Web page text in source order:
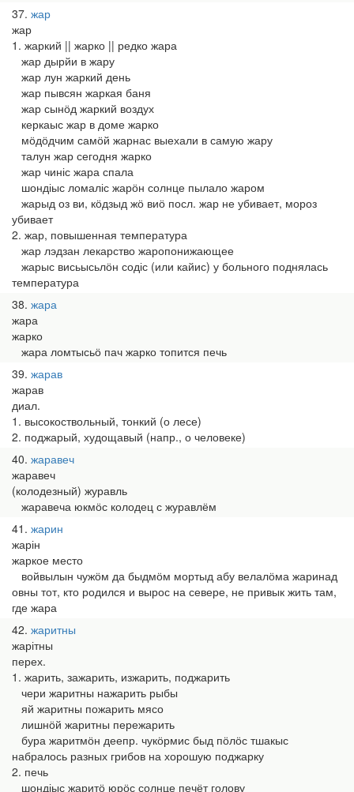
37 жар
жар
1. жаркий || жарко || редко жара
жар дырйи в жару
жар лун жаркий день
жар пывсян жаркая баня
жар сынӧд жаркий воздух
керкаыс жар в доме жарко
мӧдӧдчим самӧй жарнас выехали в самую жару
талун жар сегодня жарко
жар чиніс жара спала
шондіыс ломаліс жарӧн солнце пылало жаром
жарыд оз ви, кӧдзыд жӧ виӧ посл. жар не убивает, мороз
убивает
2. жар, повышенная температура
жар лэдзан лекарство жаропонижающее
жарыс висьысьлӧн содіс (или кайис) у больного поднялась
температура
38 жара
жара
жарко
жара ломтысьӧ пач жарко топится печь
39 жарав
жарав
диал.
1. высокоствольный, тонкий (о лесе)
2. поджарый, худощавый (напр., о человеке)
40 жаравеч
жаравеч
(колодезный) журавль
жаравеча юкмӧс колодец с журавлём
41 жарин
жарін
жаркое место
войвылын чужӧм да быдмӧм мортыд абу велалӧма жаринад
овны тот, кто родился и вырос на севере, не привык жить там,
где жара
42 жаритны
жарітны
перех.
1. жарить, зажарить, изжарить, поджарить
чери жаритны нажарить рыбы
яй жаритны пожарить мясо
лишнӧй жаритны пережарить
бура жаритмӧн деепр. чукӧрмис быд пӧлӧс тшакыс
набралось разных грибов на хорошую поджарку
2. печь
шондіыс жаритӧ юрӧс солнце печёт голову